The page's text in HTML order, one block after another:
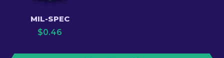
MIL-SPEC
$0.46